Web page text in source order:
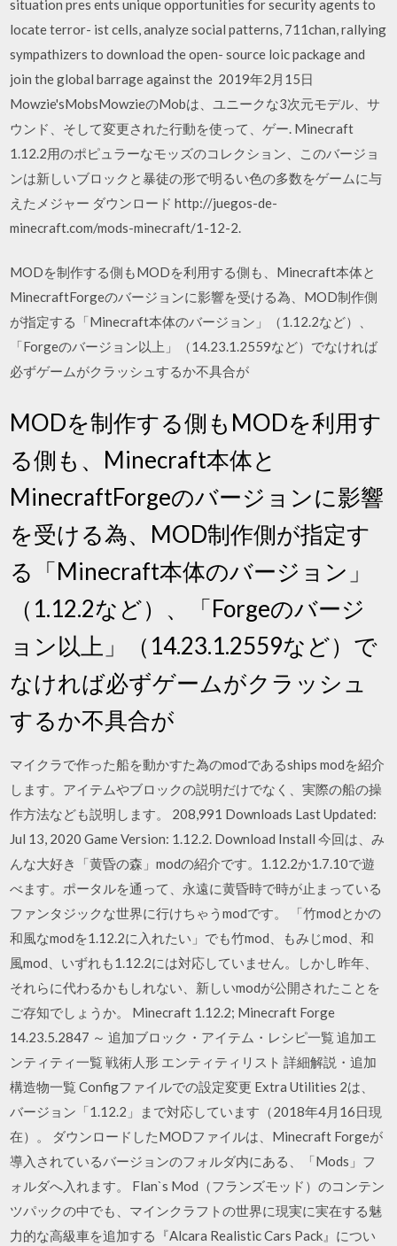
situation pres ents unique opportunities for security agents to
locate terror- ist cells, analyze social patterns, 711chan, rallying
sympathizers to download the open- source loic package and
join the global barrage against the 2019年2月15日
Mowzie'sMobsMowzieのMobは、ユニークな3次元モデル、サ
ウンド、そして変更された行動を使って、ゲー. Minecraft
1.12.2用のポピュラーなモッズのコレクション、このバージョ
ンは新しいブロックと暴徒の形で明るい色の多数をゲームに与
えたメジャー ダウンロード http://juegos-de-
minecraft.com/mods-minecraft/1-12-2.
MODを制作する側もMODを利用する側も、Minecraft本体と
MinecraftForgeのバージョンに影響を受ける為、MOD制作側
が指定する「Minecraft本体のバージョン」（1.12.2など）、
「Forgeのバージョン以上」（14.23.1.2559など）でなければ
必ずゲームがクラッシュするか不具合が
MODを制作する側もMODを利用す
る側も、Minecraft本体と
MinecraftForgeのバージョンに影響
を受ける為、MOD制作側が指定す
る「Minecraft本体のバージョン」
（1.12.2など）、「Forgeのバージ
ョン以上」（14.23.1.2559など）で
なければ必ずゲームがクラッシュ
するか不具合が
マイクラで作った船を動かすた為のmodであるships modを紹介
します。アイテムやブロックの説明だけでなく、実際の船の操
作方法なども説明します。 208,991 Downloads Last Updated:
Jul 13, 2020 Game Version: 1.12.2. Download Install 今回は、み
んな大好き「黄昏の森」modの紹介です。1.12.2か1.7.10で遊
べます。ポータルを通って、永遠に黄昏時で時が止まっている
ファンタジックな世界に行けちゃうmodです。 「竹modとかの
和風なmodを1.12.2に入れたい」でも竹mod、もみじmod、和
風mod、いずれも1.12.2には対応していません。しかし昨年、
それらに代わるかもしれない、新しいmodが公開されたことを
ご存知でしょうか。 Minecraft 1.12.2; Minecraft Forge
14.23.5.2847 ～ 追加ブロック・アイテム・レシピ一覧 追加エ
ンティティ一覧 戦術人形 エンティティリスト 詳細解説・追加
構造物一覧 Configファイルでの設定変更 Extra Utilities 2は、
バージョン「1.12.2」まで対応しています（2018年4月16日現
在）。 ダウンロードしたMODファイルは、Minecraft Forgeが
導入されているバージョンのフォルダ内にある、「Mods」フ
ォルダへ入れます。 Flan`s Mod（フランズモッド）のコンテン
ツパックの中でも、マインクラフトの世界に現実に実在する魅
力的な高級車を追加する『Alcara Realistic Cars Pack』につい